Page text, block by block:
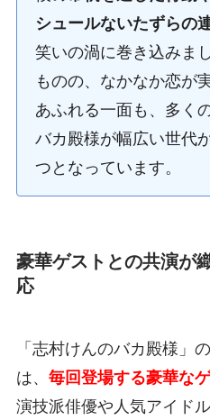
シュールないたずらの
笑いの渦に巻き込みま
ものの、なかなか恋が
あふれる一面も、多く
バカ殿様が幅広い世代
つとなっています。
豪華ゲストとの共演が
応
「志村けんのバカ殿様」
は、 毎回登場する豪華な
演技派俳優や人気アイド